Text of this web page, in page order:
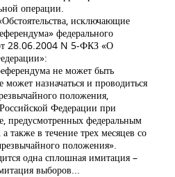
операции.
исключающие
федерального
28.06.2004 N 5-ФКЗ «О
не может быть
назначаться и проводиться
положения,
Федерации при
предусмотренных федеральным
также в течение трех месяцев со
положения».
одна сплошная имитация –
выборов...